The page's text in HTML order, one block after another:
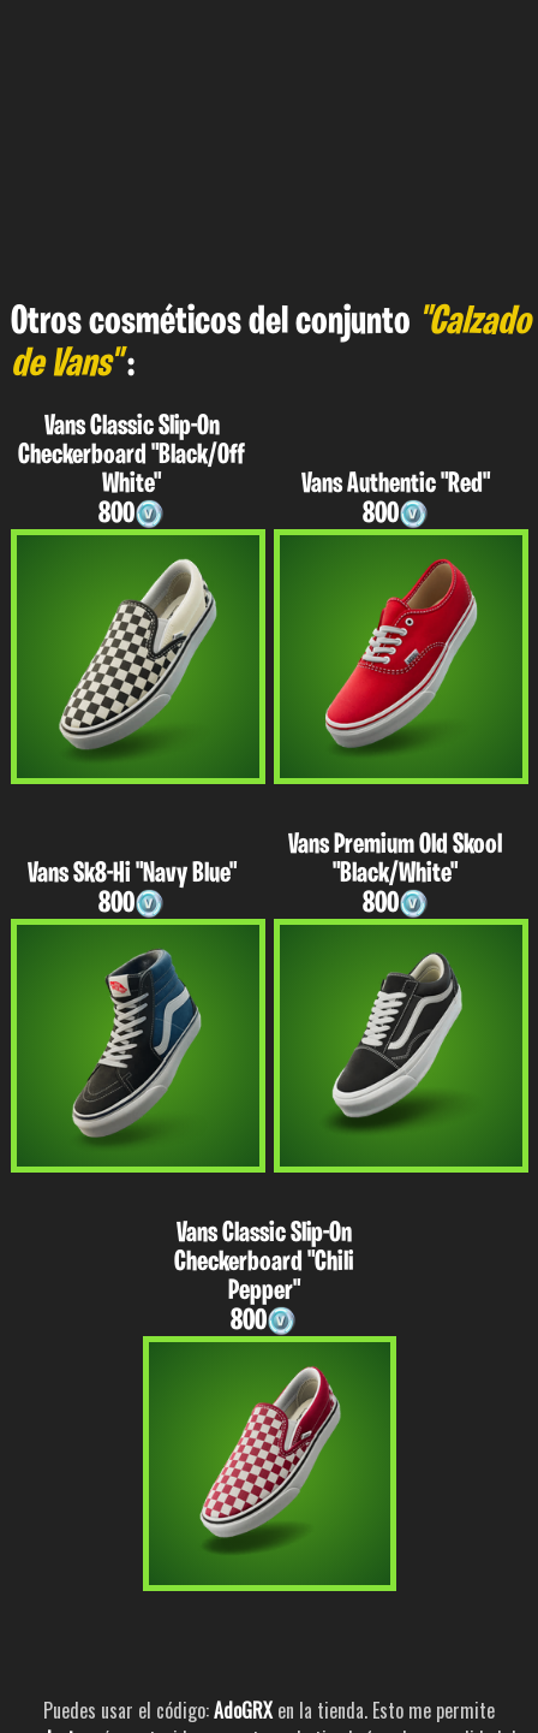
Otros cosméticos del conjunto "Calzado
de Vans":
Vans Classic Slip-On
Checkerboard "Black/Off
White"
800
Vans Authentic "Red"
800
Vans Sk8-Hi "Navy Blue"
800
Vans Premium Old Skool
"Black/White"
800
Vans Classic Slip-On
Checkerboard "Chili
Pepper"
800
Puedes usar el código:AdoGRX en la tienda. Esto me permite